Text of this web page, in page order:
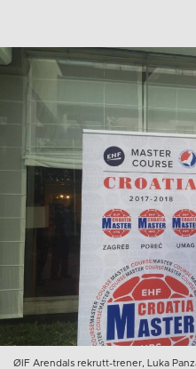
ØIF Arendals rekrutt-trener, Luka